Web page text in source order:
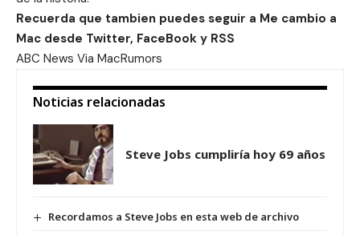
Recuerda que tambien puedes seguir a Me cambio a
Mac desde Twitter, FaceBook y RSS
ABC News Via MacRumors
Noticias relacionadas
Steve Jobs cumpliría hoy 69 años
Recordamos a Steve Jobs en esta web de archivo